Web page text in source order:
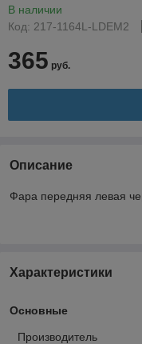
В наличии
Код: 217-1164L-LDEM2
365 руб.
Описание
Фара передняя левая
Характеристики
Основные
Производитель